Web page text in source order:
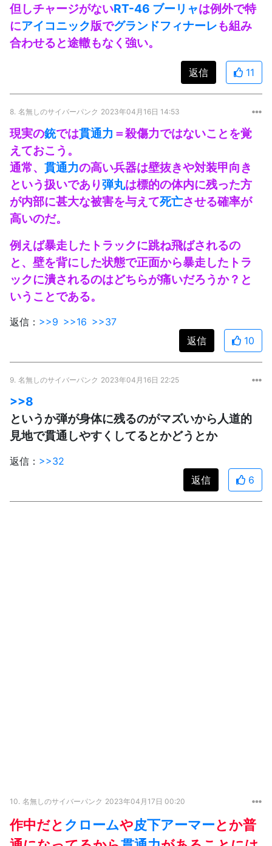
但しチャージがないRT-46 ブーリャは例外で特
にアイコニック版でグランドフィナーレも組み
合わせると途轍もなく強い。
返信 11
8. 名無しのサイバーパンク 2023年04月16日 14:53
現実の銃では貫通力 ＝殺傷力ではないことを覚
えておこう。
通常、 貫通力の高い兵器は壁抜きや対装甲向き
という扱いであり弾丸は標的の体内に残った方
が内部に甚大な被害を与えて死亡させる確率が
高いのだ。
例えば暴走したトラックに跳ね飛ばされるの
と、壁を背にした状態で正面から暴走したトラ
ックに潰されるのはどちらが痛いだろうか？と
いうことである。
返信： >>9 >>16 >>37
返信
10
9. 名無しのサイバーパンク 2023年04月16日 22:25
>>8
というか弾が身体に残るのがマズいから人道的
見地で貫通しやすくしてるとかどうとか
返信： >>32
返信
6
10. 名無しのサイバーパンク 2023年04月17日 00:20
作中だと クロームや皮下アーマーとか普